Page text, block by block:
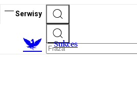
Serwisy
Sukces